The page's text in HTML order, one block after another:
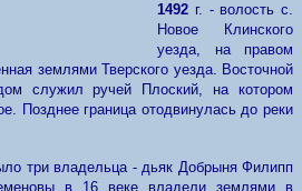
1492 г. - волость с.
Новое Клинского
уезда, на правом
землями Тверского уезда. Восточной
служил ручей Плоский, на котором
Позднее граница отодвинулась до реки
три владельца - дьяк Добрыня Филипп
в 16 веке владели землями в